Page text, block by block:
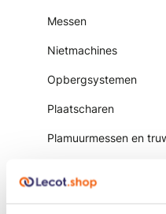
Messen
Nietmachines
Opbergsystemen
Plaatscharen
Plamuurmessen en